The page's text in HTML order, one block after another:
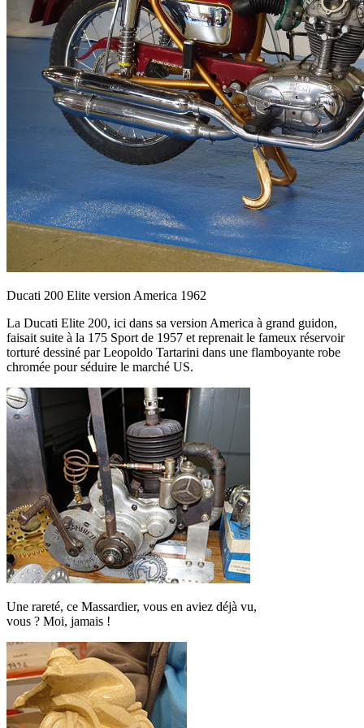
Ducati 200 Elite version America 1962
La Ducati Elite 200, ici dans sa version America à grand guidon,
faisait suite à la 175 Sport de 1957 et reprenait le fameux réservoir
torturé dessiné par Leopoldo Tartarini dans une flamboyante robe
chromée pour séduire le marché US.
Une rareté, ce Massardier, vous en aviez déjà vu,
vous ? Moi, jamais !